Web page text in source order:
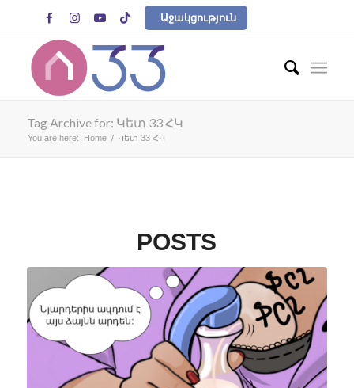
    Աջակցություն
Tag Archive for: Կետ 33 ՀԿ
You are here: Home / Կետ 33 ՀԿ
POSTS